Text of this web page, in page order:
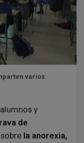
varios
y
de
la anorexia,